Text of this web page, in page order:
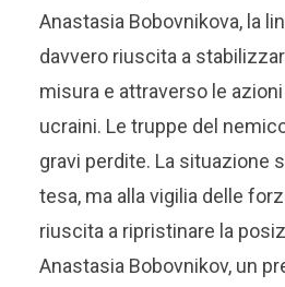
Anastasia Bobovnikova, la
davvero riuscita a
misura e attraverso le
ucraini. Le truppe del
gravi perdite. La situazione
tesa, ma alla vigilia delle
riuscita a ripristinare la
Anastasia Bobovnikov, un